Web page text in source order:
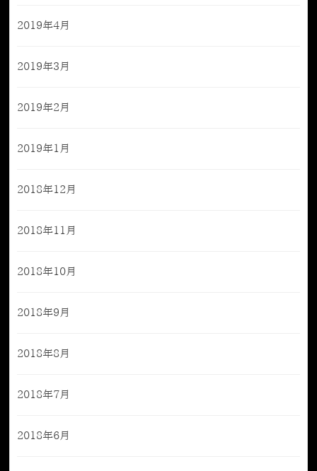
2019年4月
2019年3月
2019年2月
2019年1月
2018年12月
2018年11月
2018年10月
2018年9月
2018年8月
2018年7月
2018年6月